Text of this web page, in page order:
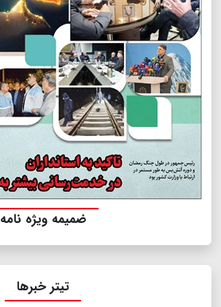
ضمیمه ویژه نامه
تیتر خبرها